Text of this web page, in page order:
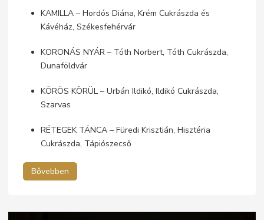
KAMILLA – Hordós Diána, Krém Cukrászda és
Kávéház, Székesfehérvár
KORONÁS NYÁR – Tóth Norbert, Tóth Cukrászda,
Dunaföldvár
KÖRÖS KÖRÜL – Urbán Ildikó, Ildikó Cukrászda,
Szarvas
RÉTEGEK TÁNCA – Füredi Krisztián, Hisztéria
Cukrászda, Tápiószecső
Bővebben